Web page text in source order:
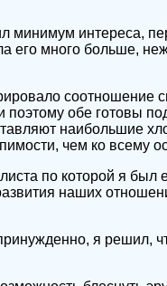
минимум интереса,
его много больше,
соотношение
поэтому обе готовы
наибольшие
чем ко всему
по которой я был
наших
я решил,